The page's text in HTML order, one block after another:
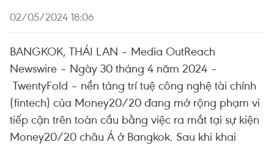
02/05/2024 18:06
BANGKOK, THÁI LAN – Media OutReach
Newswire – Ngày 30 tháng 4 năm 2024 –
TwentyFold – nền tảng trí tuệ công nghệ tài chính
(fintech) của Money20/20 đang mở rộng phạm vi
tiếp cận trên toàn cầu bằng việc ra mắt tại sự kiện
Money20/20 châu Á ở Bangkok. Sau khi khai